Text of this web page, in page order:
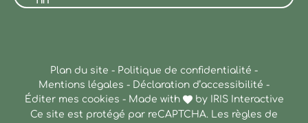
Plan du site - Politique de confidentialité -
Mentions légales - Déclaration d’accessibilité -
Éditer mes cookies - Made with by
IRIS Interactive
Ce site est protégé par reCAPTCHA. Les règles de